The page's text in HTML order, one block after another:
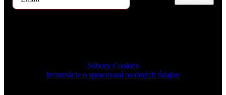
Súbory Cookies
Informácie o spracovaní osobných údajov